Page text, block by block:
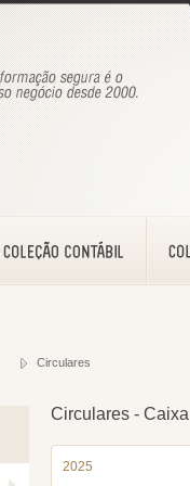
Circulares
Circulares - Caixa
2025